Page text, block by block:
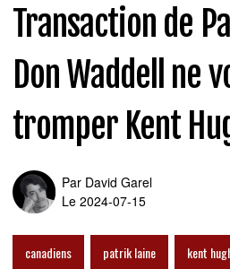
Transaction de
Don Waddell ne
tromper Kent
Par David Garel
Le 2024-07-15
canadiens patrik laine kent